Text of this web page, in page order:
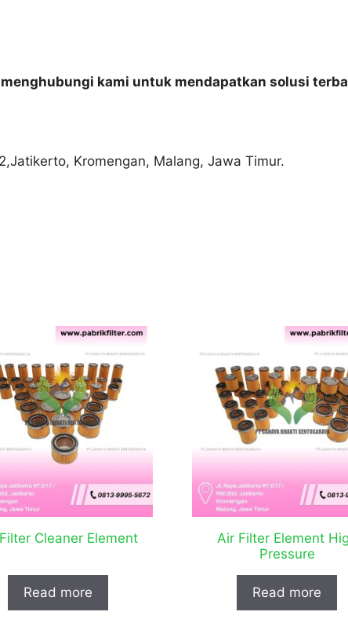
kami untuk mendapatkan solusi
Kromengan, Malang, Jawa Timur.
Cleaner Element
Read more
Air Filter Element
Pressure
Read more